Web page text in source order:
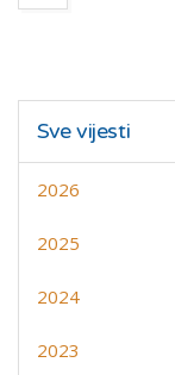
Sve vijesti
2026
2025
2024
2023